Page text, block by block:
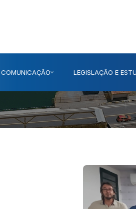
COMUNICAÇÃO LEGISLAÇÃO E